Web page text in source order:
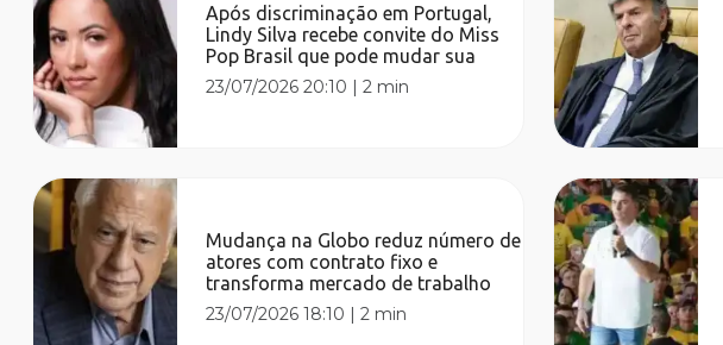
Após discriminação em Portugal,
Lindy Silva recebe convite do Miss
Pop Brasil que pode mudar sua
23/07/2026 20:10 |2 min
Mudança na Globo reduz número de
atores com contrato fixo e
transforma mercado de trabalho
23/07/2026 18:10 |2 min